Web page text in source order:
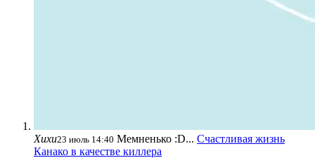
Хихи23 июль 14:40 Мемненько :D... Счастливая жизнь
Канако в качестве киллера